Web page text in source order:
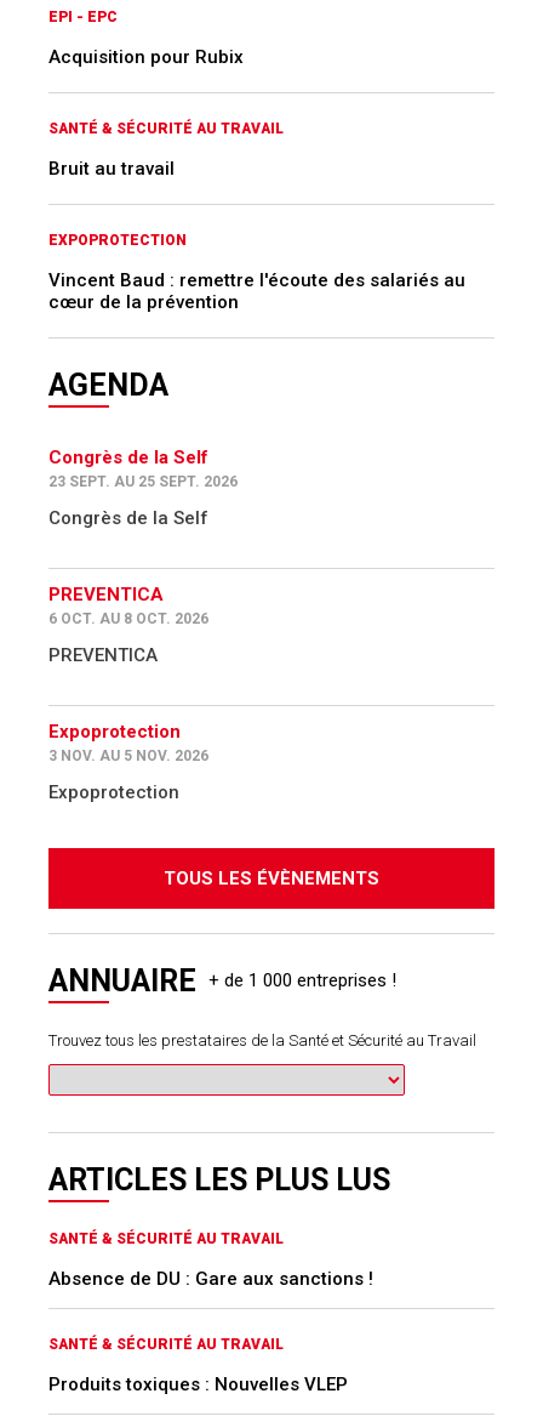
EPI - EPC
Acquisition pour Rubix
SANTÉ & SÉCURITÉ AU TRAVAIL
Bruit au travail
EXPOPROTECTION
Vincent Baud : remettre l'écoute des salariés au
cœur de la prévention
AGENDA
Congrès de la Self
23 SEPT. AU 25 SEPT. 2026
Congrès de la Self
PREVENTICA
6 OCT. AU 8 OCT. 2026
PREVENTICA
Expoprotection
3 NOV. AU 5 NOV. 2026
Expoprotection
TOUS LES ÉVÈNEMENTS
ANNUAIRE
Trouvez tous les prestataires de la Santé et Sécurité au Travail
ARTICLES LES PLUS LUS
SANTÉ & SÉCURITÉ AU TRAVAIL
Absence de DU : Gare aux sanctions !
SANTÉ & SÉCURITÉ AU TRAVAIL
Produits toxiques : Nouvelles VLEP